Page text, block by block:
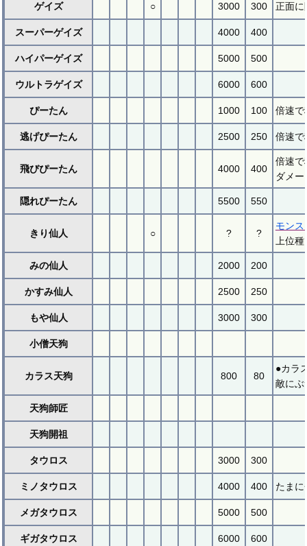
ゲイズ ○ 3000 300 正面に
スーパーゲイズ 4000 400
ハイパーゲイズ 5000 500
ウルトラゲイズ 6000 600
ぴーたん 1000 100 倍速で
逃げぴーたん 2500 250 倍速で
飛びぴーたん 4000 400
倍速で
ダメ
隠れぴーたん 5500 550
きり仙人 ○ ? ?
モンス
上位
みの仙人 2000 200
かすみ仙人 2500 250
もや仙人 3000 300
小僧天狗
カラス天狗 800 80
●カラ
敵にぶ
天狗師匠
天狗開祖
タウロス 3000 300
ミノタウロス 4000 400 たまに
メガタウロス 5000 500
ギガタウロス 6000 600